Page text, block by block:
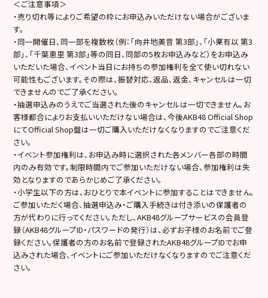
＜ご注意事項＞
・売り切れ等によりご希望の枠にお申込みいただけない場合がございま
す。
・同一開催日、同一部を複数枚（例：「向井地美音 第3部」、「小栗有以 第3
部」、「千葉恵里 第3部」等の同日、同部の5枚お申込みなど）をお申込み
いただいた場合、イベント当日にお持ちの参加権利を全て使い切れない
可能性もございます。その際は、振替対応、返品、返金、キャンセルは一切
できませんのでご了承ください。
・抽選申込みのうえでご当選された後のキャンセルは一切できません。お
客様都合によりお支払いいただけない場合は、今後AKB48 Official Shop
にてOfficial Shop盤は一切ご購入いただけなくなりますのでご注意くだ
さい。
・イベント参加権利は、お申込み時に選択された各メンバー各部の時間
内のみ有効です。制限時間内でご参加いただけない場合、参加権利は失
効となりますのであらかじめご了承ください。
・小学生以下の方は、おひとりで本イベントに参加することはできません。
ご参加いただく場合、抽選申込み・ご購入手続きは付き添いの保護者の
方が代わりに行ってください。ただし、AKB48グループサービスの会員登
録（AKB48グループID・パスワードの発行）は、必ずお子様のお名前でご登
録ください。保護者の方のお名前で登録されたAKB48グループIDでお申
込みされた場合、イベントにご参加いただけなくなりますのでご注意くだ
さい。